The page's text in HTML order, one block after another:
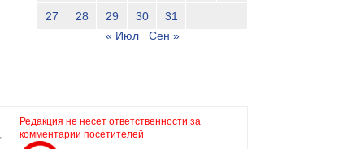
27 28 29 30
31
« Июл
Сен »
Редакция не несет ответственности за
комментарии посетителей